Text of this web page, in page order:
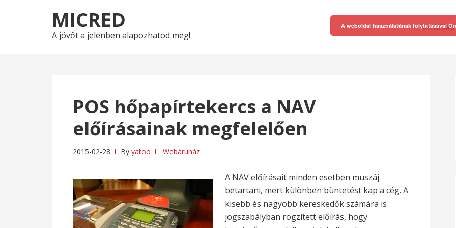
to
navigation
to
content
MICRED
A jövőt a jelenben alapozhatod meg!
Kezdőlap
POS hőpapírtekercs a NAV
előírásainak megfelelően
2015-02-28 By yatoo Webáruház
A NAV előírásait minden esetben muszáj
betartani, mert különben büntetést kap a cég. A
kisebb és nagyobb kereskedők számára is
jogszabályban rögzített előírás, hogy
A weboldal használatának folytatásával